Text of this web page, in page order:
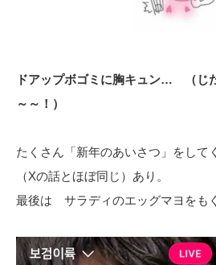
ドアップボゴミに胸キュン… （じ
～～！）
たくさん「新年のあいさつ」をして
（Xの話とほぼ同じ）あり。
最後は サラディのエッグマヨを